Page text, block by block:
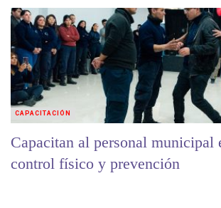
Capacitan al personal municipal
control físico y prevención
CAPACITACIÓN